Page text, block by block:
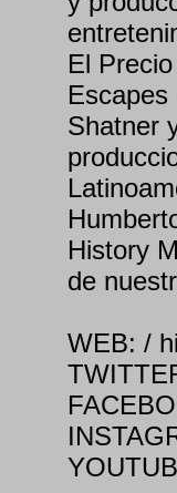
El
Shatner
History
de
WEB: /